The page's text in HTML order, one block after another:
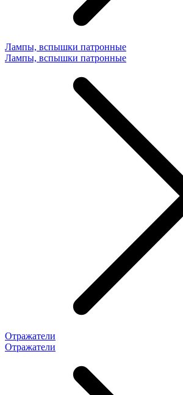
Лампы, вспышки патронные
Лампы, вспышки патронные
Отражатели
Отражатели